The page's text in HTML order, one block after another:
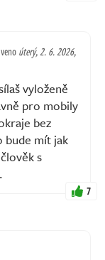
úterý, 2. 6. 2026,
vyloženě
pro mobily
bez
bude mít jak
s
7